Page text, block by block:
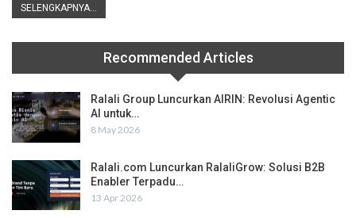
SELENGKAPNYA...
Recommended Articles
Ralali Group Luncurkan AIRIN: Revolusi Agentic
AI untuk…
8 May 2026
Ralali.com Luncurkan RalaliGrow: Solusi B2B
Enabler Terpadu…
13 Apr 2026